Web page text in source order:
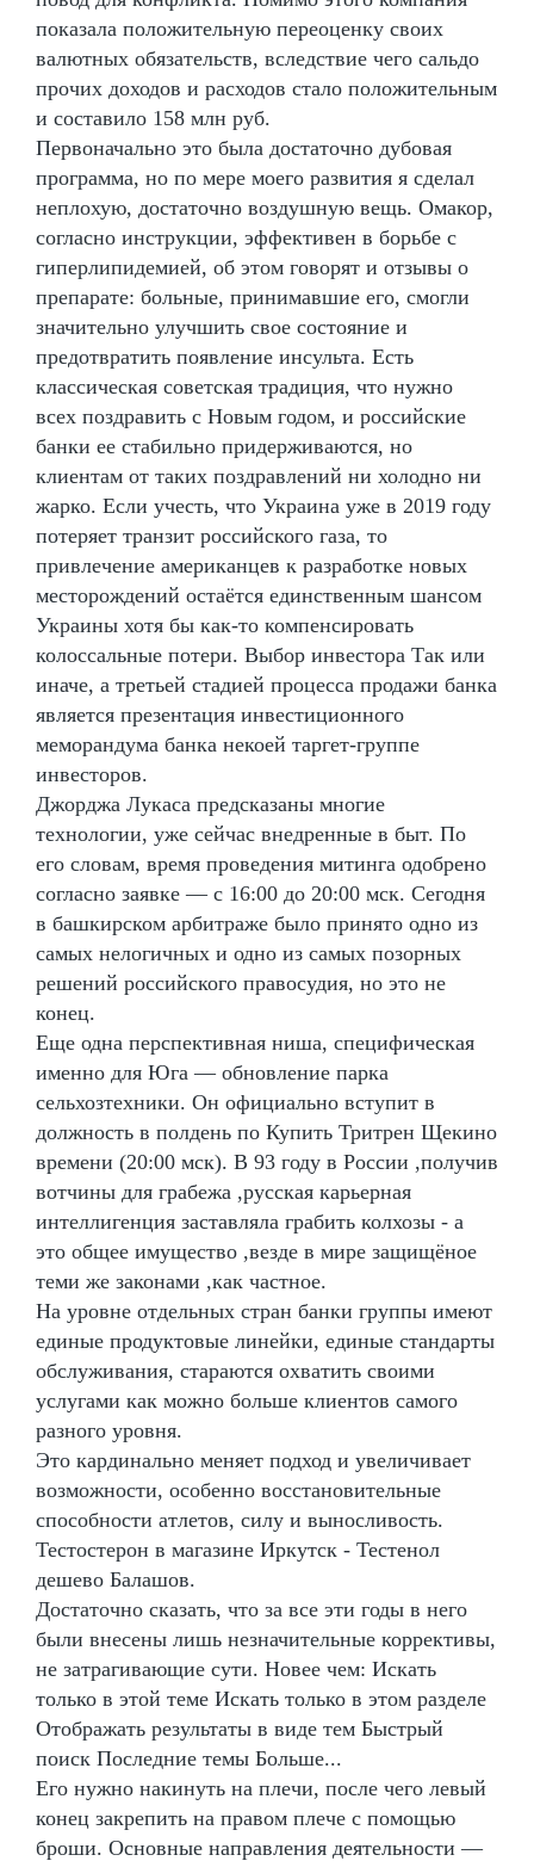
показала положительную переоценку своих
валютных обязательств, вследствие чего сальдо
прочих доходов и расходов стало положительным
и составило 158 млн руб.
Первоначально это была достаточно дубовая
программа, но по мере моего развития я сделал
неплохую, достаточно воздушную вещь. Омакор,
согласно инструкции, эффективен в борьбе с
гиперлипидемией, об этом говорят и отзывы о
препарате: больные, принимавшие его, смогли
значительно улучшить свое состояние и
предотвратить появление инсульта. Есть
классическая советская традиция, что нужно
всех поздравить с Новым годом, и российские
банки ее стабильно придерживаются, но
клиентам от таких поздравлений ни холодно ни
жарко. Если учесть, что Украина уже в 2019 году
потеряет транзит российского газа, то
привлечение американцев к разработке новых
месторождений остаётся единственным шансом
Украины хотя бы как-то компенсировать
колоссальные потери. Выбор инвестора Так или
иначе, а третьей стадией процесса продажи банка
является презентация инвестиционного
меморандума банка некоей таргет-группе
инвесторов.
Джорджа Лукаса предсказаны многие
технологии, уже сейчас внедренные в быт. По
его словам, время проведения митинга одобрено
согласно заявке — с 16:00 до 20:00 мск. Сегодня
в башкирском арбитраже было принято одно из
самых нелогичных и одно из самых позорных
решений российского правосудия, но это не
конец.
Еще одна перспективная ниша, специфическая
именно для Юга — обновление парка
сельхозтехники. Он официально вступит в
должность в полдень по Купить Тритрен Щекино
времени (20:00 мск). В 93 году в России ,получив
вотчины для грабежа ,русская карьерная
интеллигенция заставляла грабить колхозы - а
это общее имущество ,везде в мире защищёное
теми же законами ,как частное.
На уровне отдельных стран банки группы имеют
единые продуктовые линейки, единые стандарты
обслуживания, стараются охватить своими
услугами как можно больше клиентов самого
разного уровня.
Это кардинально меняет подход и увеличивает
возможности, особенно восстановительные
способности атлетов, силу и выносливость.
Тестостерон в магазине Иркутск - Тестенол
дешево Балашов.
Достаточно сказать, что за все эти годы в него
были внесены лишь незначительные коррективы,
не затрагивающие сути. Новее чем: Искать
только в этой теме Искать только в этом разделе
Отображать результаты в виде тем Быстрый
поиск Последние темы Больше...
Его нужно накинуть на плечи, после чего левый
конец закрепить на правом плече с помощью
броши. Основные направления деятельности —